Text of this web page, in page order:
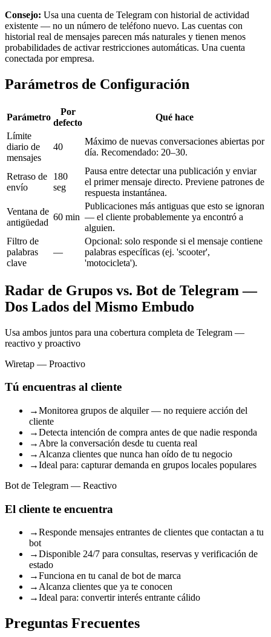
Consejo: Usa una cuenta de Telegram con historial de actividad
existente — no un número de teléfono nuevo. Las cuentas con
historial real de mensajes parecen más naturales y tienen menos
probabilidades de activar restricciones automáticas. Una cuenta
conectada por empresa.
Parámetros de Configuración
Parámetro
Por
defecto
Qué hace
Límite
diario de
mensajes
40
Máximo de nuevas conversaciones abiertas por
día. Recomendado: 20–30.
Retraso de
envío
180
seg
Pausa entre detectar una publicación y enviar
el primer mensaje directo. Previene patrones de
respuesta instantánea.
Ventana de
antigüedad
60 min
Publicaciones más antiguas que esto se ignoran
— el cliente probablemente ya encontró a
alguien.
Filtro de
palabras
clave
—
Opcional: solo responde si el mensaje contiene
palabras específicas (ej. 'scooter',
'motocicleta').
Radar de Grupos vs. Bot de Telegram —
Dos Lados del Mismo Embudo
Usa ambos juntos para una cobertura completa de Telegram —
reactivo y proactivo
Wiretap — Proactivo
Tú encuentras al cliente
→Monitorea grupos de alquiler — no requiere acción del
cliente
→Detecta intención de compra antes de que nadie responda
→ Abre la conversación desde tu cuenta real
→ Alcanza clientes que nunca han oído de tu negocio
→Ideal para: capturar demanda en grupos locales populares
Bot de Telegram — Reactivo
El cliente te encuentra
→Responde mensajes entrantes de clientes que contactan a tu
bot
→Disponible 24/7 para consultas, reservas y verificación de
estado
→Funciona en tu canal de bot de marca
→ Alcanza clientes que ya te conocen
→Ideal para: convertir interés entrante cálido
Preguntas Frecuentes